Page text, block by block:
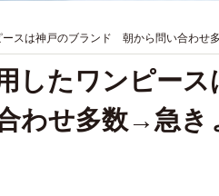
ースは神戸のブランド 朝から問い合わせ
したワンピース
わせ多数→急き